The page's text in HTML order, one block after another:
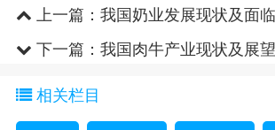
上一篇： 我国奶业发展现状及面
下一篇： 我国肉牛产业现状及展望
相关栏目